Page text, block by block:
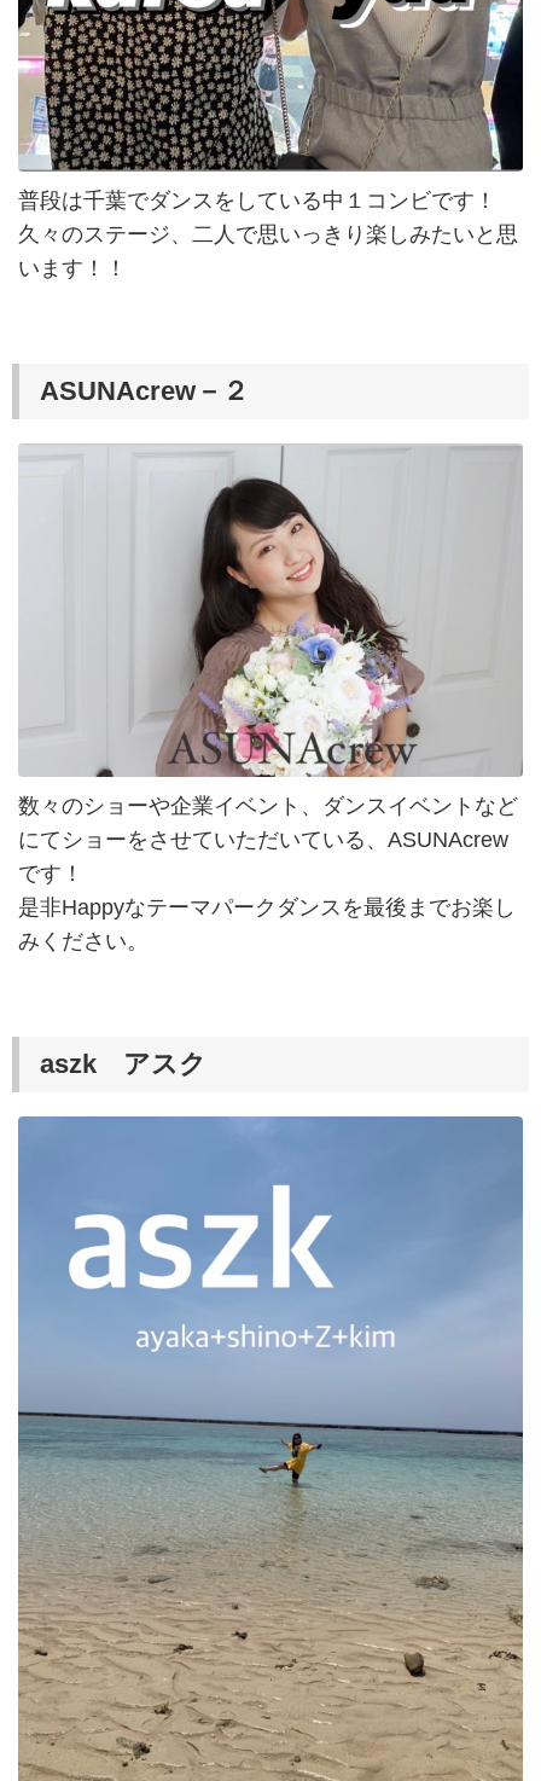
普段は千葉でダンスをしている中１コンビです！
久々のステージ、二人で思いっきり楽しみたいと思
います！！
ASUNAcrew－２
数々のショーや企業イベント、ダンスイベントなど
にてショーをさせていただいている、ASUNAcrew
です！
是非Happyなテーマパークダンスを最後までお楽し
みください。
aszk アスク